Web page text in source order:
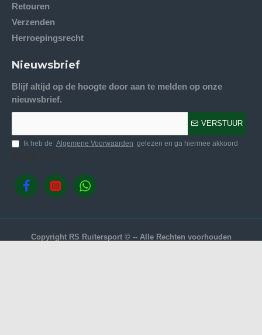
Retouren
Verzenden
Herroepingsrecht
Nieuwsbrief
Blijf altijd op de hoogte door aan te melden op onze
nieuwsbrief.
VERSTUUR
Ik heb de Algemene Voorwaarden gelezen en ga hiermee akkoord
Copyright RS Ruitersport © -- Alle Rechten voorhouden